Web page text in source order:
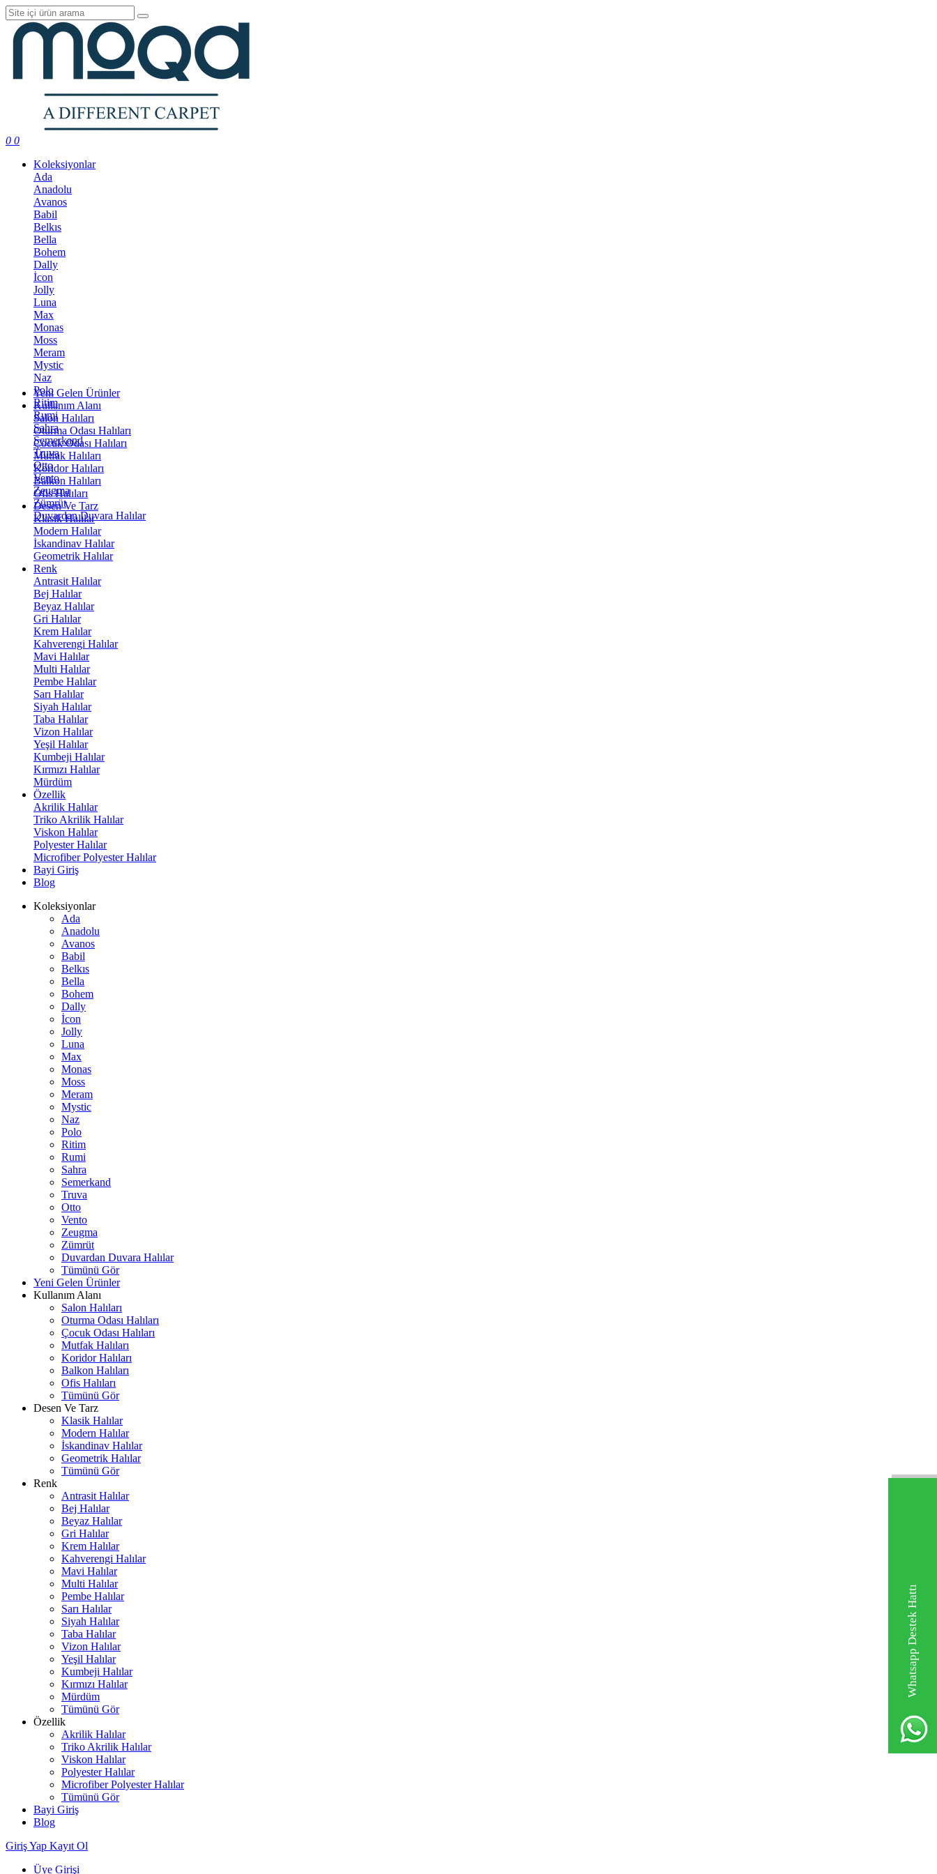
Whatsapp Destek Hattı
0 0
Koleksiyonlar
Ada
Anadolu
Avanos
Babil
Belkıs
Bella
Bohem
Dally
İcon
Jolly
Luna
Max
Monas
Moss
Meram
Mystic
Naz
Polo
Ritim
Rumi
Sahra
Semerkand
Truva
Otto
Vento
Zeugma
Zümrüt
Duvardan Duvara Halılar
Yeni Gelen Ürünler
Kullanım Alanı
Salon Halıları
Oturma Odası Halıları
Çocuk Odası Halıları
Mutfak Halıları
Koridor Halıları
Balkon Halıları
Ofis Halıları
Desen Ve Tarz
Klasik Halılar
Modern Halılar
İskandinav Halılar
Geometrik Halılar
Renk
Antrasit Halılar
Bej Halılar
Beyaz Halılar
Gri Halılar
Krem Halılar
Kahverengi Halılar
Mavi Halılar
Multi Halılar
Pembe Halılar
Sarı Halılar
Siyah Halılar
Taba Halılar
Vizon Halılar
Yeşil Halılar
Kumbeji Halılar
Kırmızı Halılar
Mürdüm
Özellik
Akrilik Halılar
Triko Akrilik Halılar
Viskon Halılar
Polyester Halılar
Microfiber Polyester Halılar
Bayi Giriş
Blog
Koleksiyonlar
Ada
Anadolu
Avanos
Babil
Belkıs
Bella
Bohem
Dally
İcon
Jolly
Luna
Max
Monas
Moss
Meram
Mystic
Naz
Polo
Ritim
Rumi
Sahra
Semerkand
Truva
Otto
Vento
Zeugma
Zümrüt
Duvardan Duvara Halılar
Tümünü Gör
Yeni Gelen Ürünler
Kullanım Alanı
Salon Halıları
Oturma Odası Halıları
Çocuk Odası Halıları
Mutfak Halıları
Koridor Halıları
Balkon Halıları
Ofis Halıları
Tümünü Gör
Desen Ve Tarz
Klasik Halılar
Modern Halılar
İskandinav Halılar
Geometrik Halılar
Tümünü Gör
Renk
Antrasit Halılar
Bej Halılar
Beyaz Halılar
Gri Halılar
Krem Halılar
Kahverengi Halılar
Mavi Halılar
Multi Halılar
Pembe Halılar
Sarı Halılar
Siyah Halılar
Taba Halılar
Vizon Halılar
Yeşil Halılar
Kumbeji Halılar
Kırmızı Halılar
Mürdüm
Tümünü Gör
Özellik
Akrilik Halılar
Triko Akrilik Halılar
Viskon Halılar
Polyester Halılar
Microfiber Polyester Halılar
Tümünü Gör
Bayi Giriş
Blog
Giriş Yap Kayıt Ol
Üye Girişi